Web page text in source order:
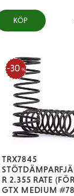
i favoriter
KÖP
TRX7845
R 2.355 RATE (FÖR
GTX MEDIUM
30 %